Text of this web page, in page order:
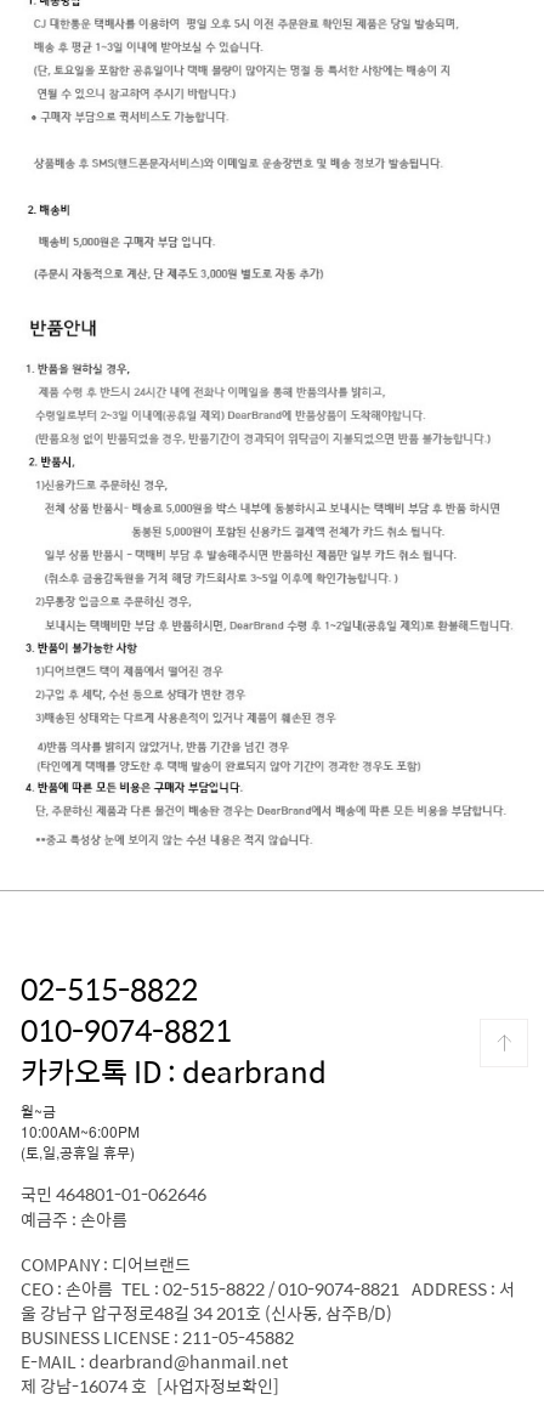
02-515-8822
010-9074-8821
카카오톡 ID : dearbrand
월~금
10:00AM~6:00PM
(토,일,공휴일 휴무)
국민 464801-01-062646
예금주 : 손아름
COMPANY : 디어브랜드
CEO : 손아름 TEL : 02-515-8822 / 010-9074-8821 ADDRESS : 서
울 강남구 압구정로48길 34 201호 (신사동, 삼주B/D)
BUSINESS LICENSE : 211-05-45882
E-MAIL : dearbrand@hanmail.net
제 강남-16074 호 [사업자정보확인]